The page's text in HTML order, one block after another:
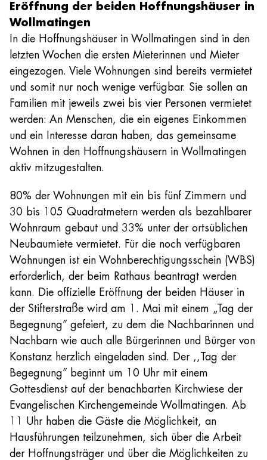
Eröffnung der beiden Hoffnungshäuser in
Wollmatingen
In die Hoffnungshäuser in Wollmatingen sind in den
letzten Wochen die ersten Mieterinnen und Mieter
eingezogen. Viele Wohnungen sind bereits vermietet
und somit nur noch wenige verfügbar. Sie sollen an
Familien mit jeweils zwei bis vier Personen vermietet
werden: An Menschen, die ein eigenes Einkommen
und ein Interesse daran haben, das gemeinsame
Wohnen in den Hoffnungshäusern in Wollmatingen
aktiv mitzugestalten.
80% der Wohnungen mit ein bis fünf Zimmern und
30 bis 105 Quadratmetern werden als bezahlbarer
Wohnraum gebaut und 33% unter der ortsüblichen
Neubaumiete vermietet. Für die noch verfügbaren
Wohnungen ist ein Wohnberechtigungsschein (WBS)
erforderlich, der beim Rathaus beantragt werden
kann. Die offizielle Eröffnung der beiden Häuser in
der Stifterstraße wird am 1. Mai mit einem „Tag der
Begegnung” gefeiert, zu dem die Nachbarinnen und
Nachbarn wie auch alle Bürgerinnen und Bürger von
Konstanz herzlich eingeladen sind. Der ,,Tag der
Begegnung” beginnt um 10 Uhr mit einem
Gottesdienst auf der benachbarten Kirchwiese der
Evangelischen Kirchengemeinde Wollmatingen. Ab
11 Uhr haben die Gäste die Möglichkeit, an
Hausführungen teilzunehmen, sich über die Arbeit
der Hoffnungsträger und über die Möglichkeiten zu